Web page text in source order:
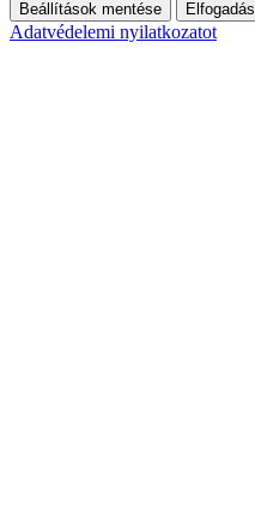
Beállítások mentése Elfogadás
Adatvédelemi nyilatkozatot